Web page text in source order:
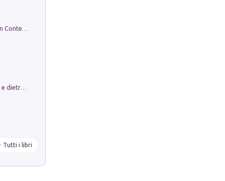
in alto! Livello A1. Con CD-Audio. Con Contenuto digitale per accesso on line
Tutti i libri